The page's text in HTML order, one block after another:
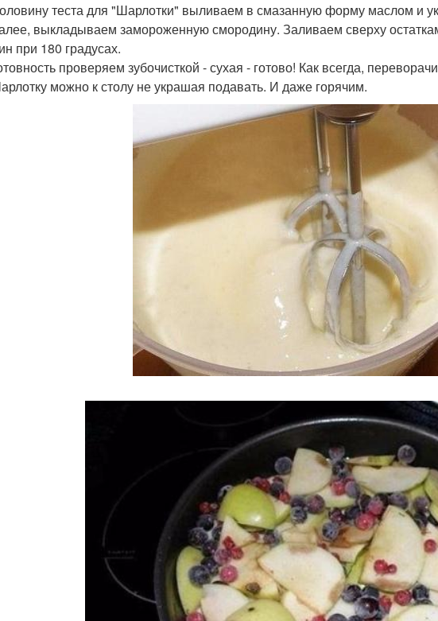
теста для "Шарлотки" выливаем в смазанную форму маслом и
выкладываем замороженную смородину. Заливаем сверху
при 180 градусах.
проверяем зубочисткой - сухая - готово! Как всегда,
можно к столу не украшая подавать. И даже горячим.